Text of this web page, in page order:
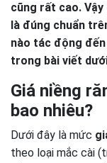
cũng rất cao.
là đúng chuẩn
nào tác động
trong bài viết
Giá niềng
bao nhiêu?
Dưới đây là mức
theo loại mắc cài